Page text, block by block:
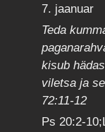
7. jaanuar
Teda
kisub
viletsa ja
72:11-12
Ps 20:2-